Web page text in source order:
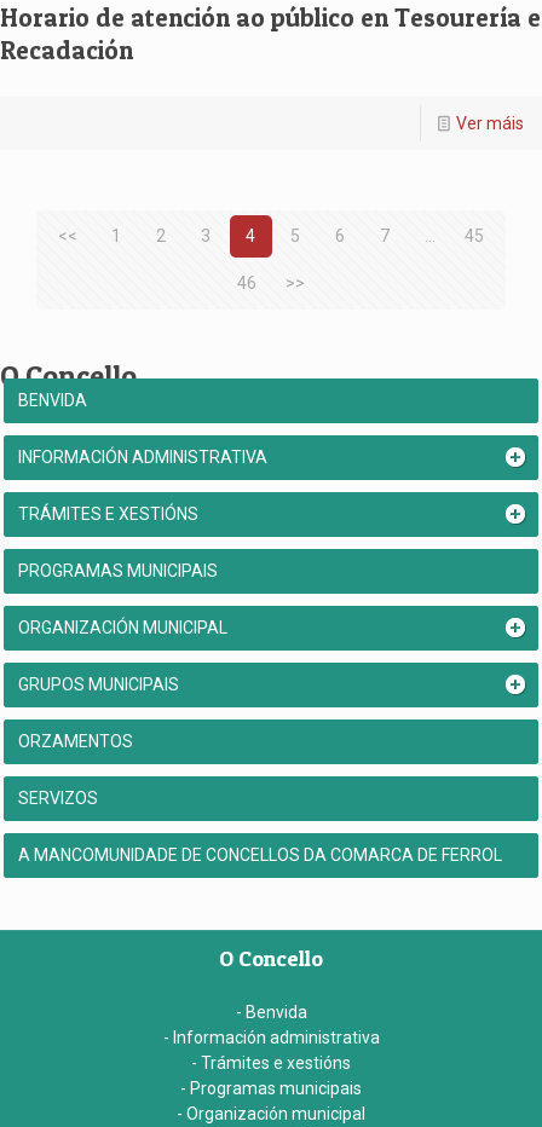
Horario de atención ao público en Tesourería e
Recadación
Ver máis
<< 1 2 3 4 5 6 7 45
46 >>
O Concello
BENVIDA
INFORMACIÓN ADMINISTRATIVA
TRÁMITES E XESTIÓNS
PROGRAMAS MUNICIPAIS
ORGANIZACIÓN MUNICIPAL
GRUPOS MUNICIPAIS
ORZAMENTOS
SERVIZOS
A MANCOMUNIDADE DE CONCELLOS DA COMARCA DE FERROL
O Concello
- Benvida
- Información administrativa
- Trámites e xestións
- Programas municipais
- Organización municipal